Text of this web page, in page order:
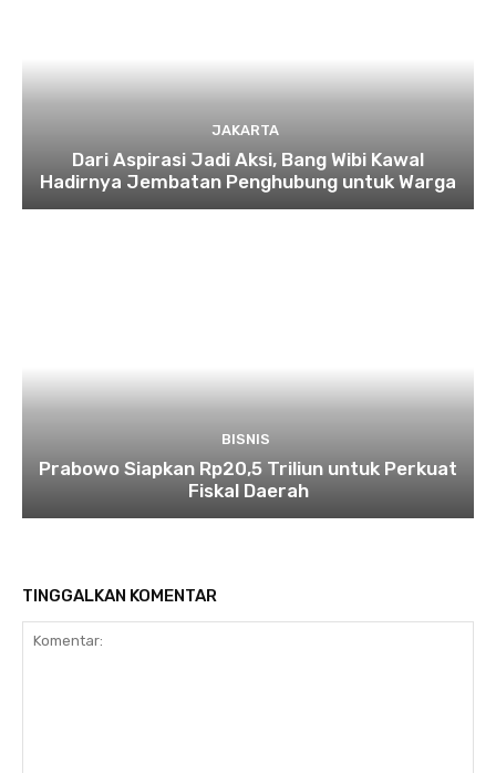
JAKARTA
Dari Aspirasi Jadi Aksi, Bang Wibi Kawal
Hadirnya Jembatan Penghubung untuk Warga
BISNIS
Prabowo Siapkan Rp20,5 Triliun untuk Perkuat
Fiskal Daerah
TINGGALKAN KOMENTAR